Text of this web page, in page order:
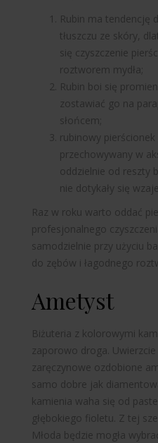
Rubin ma tendencję
tłuszczu ze skóry,
się czyszczenie
roztworem mydła;
Rubin boi się
zostawiać go na
słońcem;
rubinowy
przechowywany w
oddzielnie od reszty
nie dotykały się
Raz w roku warto oddać
profesjonalnego
samodzielnie przy użyciu
do zębów i łagodnego
Ametyst
Biżuteria z kolorowymi
zaporowo droga.
zaręczynowe ozdobione
samo dobre jak
kamienia waha się od
głębokiego fioletu. Z tej
Młoda będzie mogła